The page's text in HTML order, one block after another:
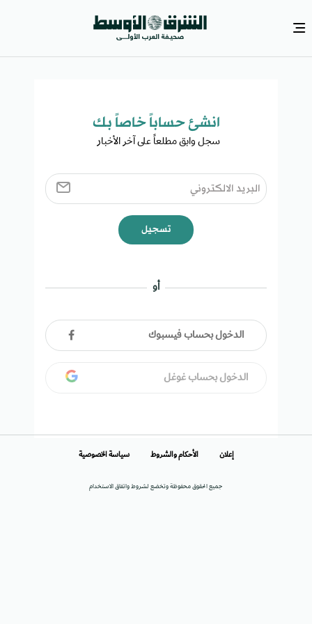
انشئ حساباً خاصاً بك​
سجل وابق مطلعاً على آخر الأخبار ​
تسجيل
أو
الدخول بحساب فيسبوك
الدخول بحساب غوغل
جميع الحقوق محفوظة وتخضع لشروط واتفاق الاستخدام
إعلان الأحكام والشروط سياسة الخصوصية